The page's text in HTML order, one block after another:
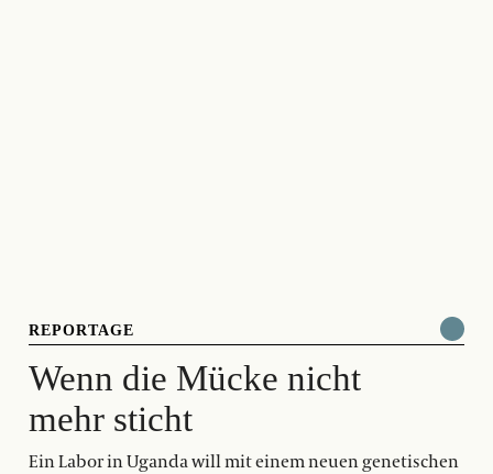
REPORTAGE
Wenn die Mücke nicht
mehr sticht
Ein Labor in Uganda will mit einem neuen genetischen